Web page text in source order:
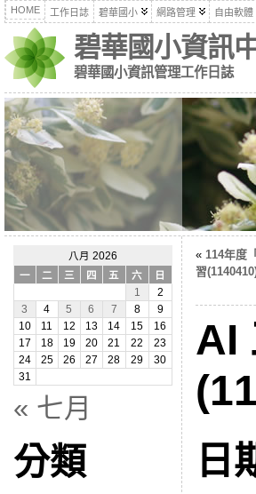
HOME 工作日誌 碧華國小 網路管理 自由軟體
碧華國小資訊
碧華國小資訊管理工作日誌
八月 2026
一
二 三 四 五 六
日
1
2
3
4 5 6 7 8
9
10
11 12 13 14 15
16
17
18 19 20 21 22
23
24
25 26 27 28 29
30
31
« 七月
分類
« 114年度
習
AI
日